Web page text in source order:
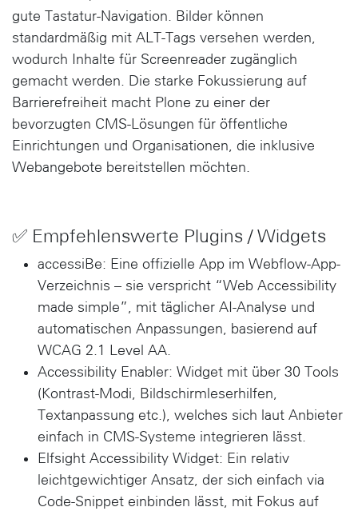
gute Tastatur-Navigation. Bilder können
standardmäßig mit ALT-Tags versehen werden,
wodurch Inhalte für Screenreader zugänglich
gemacht werden. Die starke Fokussierung auf
Barrierefreiheit macht Plone zu einer der
bevorzugten CMS-Lösungen für öffentliche
Einrichtungen und Organisationen, die inklusive
Webangebote bereitstellen möchten.
✅ Empfehlenswerte Plugins / Widgets
accessiBe: Eine offizielle App im Webflow-App-
Verzeichnis – sie verspricht “Web Accessibility
made simple”, mit täglicher AI-Analyse und
automatischen Anpassungen, basierend auf
WCAG 2.1 Level AA.
Accessibility Enabler: Widget mit über 30 Tools
(Kontrast-Modi, Bildschirmleserhilfen,
Textanpassung etc.), welches sich laut Anbieter
einfach in CMS-Systeme integrieren lässt.
Elfsight Accessibility Widget: Ein relativ
leichtgewichtiger Ansatz, der sich einfach via
Code-Snippet einbinden lässt, mit Fokus auf